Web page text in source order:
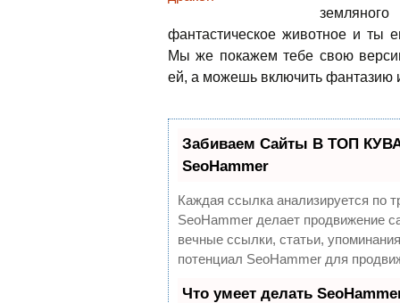
фантастическое животное и ты
Мы же покажем тебе свою
ей, а можешь включить фантазию
Забиваем Сайты В ТОП
SeoHammer
Каждая ссылка анализируется по
SeoHammer делает продвижение
вечные ссылки, статьи,
потенциал SeoHammer для
Что умеет делать